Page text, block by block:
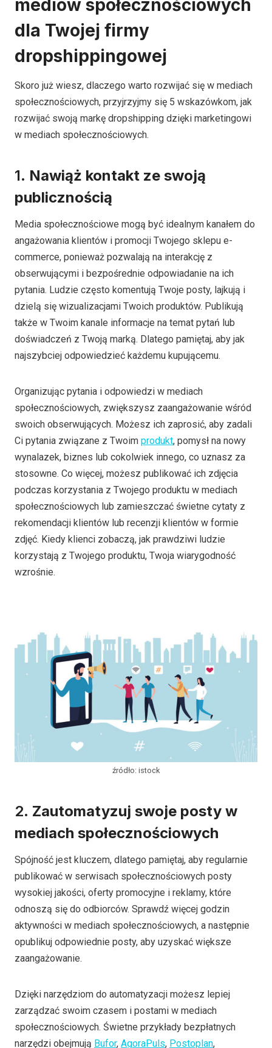
mediów społecznościowych
dla Twojej firmy
dropshippingowej
Skoro już wiesz, dlaczego warto rozwijać się w mediach
społecznościowych, przyjrzyjmy się 5 wskazówkom, jak
rozwijać swoją markę dropshipping dzięki marketingowi
w mediach społecznościowych.
1. Nawiąż kontakt ze swoją
publicznością
Media społecznościowe mogą być idealnym kanałem do
angażowania klientów i promocji Twojego sklepu e-
commerce, ponieważ pozwalają na interakcję z
obserwującymi i bezpośrednie odpowiadanie na ich
pytania. Ludzie często komentują Twoje posty, lajkują i
dzielą się wizualizacjami Twoich produktów. Publikują
także w Twoim kanale informacje na temat pytań lub
doświadczeń z Twoją marką. Dlatego pamiętaj, aby jak
najszybciej odpowiedzieć każdemu kupującemu.
Organizując pytania i odpowiedzi w mediach
społecznościowych, zwiększysz zaangażowanie wśród
swoich obserwujących. Możesz ich zaprosić, aby zadali
Ci pytania związane z Twoim produkt, pomysł na nowy
wynalazek, biznes lub cokolwiek innego, co uznasz za
stosowne. Co więcej, możesz publikować ich zdjęcia
podczas korzystania z Twojego produktu w mediach
społecznościowych lub zamieszczać świetne cytaty z
rekomendacji klientów lub recenzji klientów w formie
zdjęć. Kiedy klienci zobaczą, jak prawdziwi ludzie
korzystają z Twojego produktu, Twoja wiarygodność
wzrośnie.
źródło: istock
2. Zautomatyzuj swoje posty w
mediach społecznościowych
Spójność jest kluczem, dlatego pamiętaj, aby regularnie
publikować w serwisach społecznościowych posty
wysokiej jakości, oferty promocyjne i reklamy, które
odnoszą się do odbiorców. Sprawdź więcej godzin
aktywności w mediach społecznościowych, a następnie
opublikuj odpowiednie posty, aby uzyskać większe
zaangażowanie.
Dzięki narzędziom do automatyzacji możesz lepiej
zarządzać swoim czasem i postami w mediach
społecznościowych. Świetne przykłady bezpłatnych
narzędzi obejmują Bufor, AgoraPuls, Postoplan,